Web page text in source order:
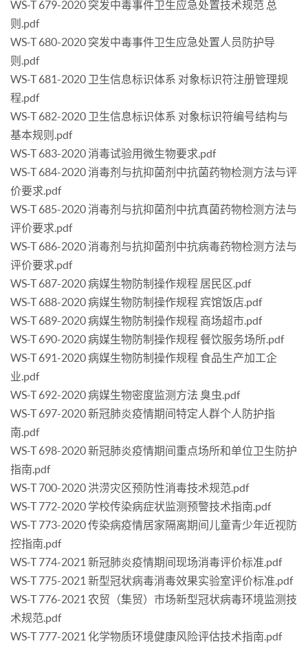
WS-T 679-2020 突发中毒事件卫生应急处置技术规范 总
则.pdf
WS-T 680-2020 突发中毒事件卫生应急处置人员防护导
则.pdf
WS-T 681-2020 卫生信息标识体系 对象标识符注册管理规
程.pdf
WS-T 682-2020 卫生信息标识体系 对象标识符编号结构与
基本规则.pdf
WS-T 683-2020 消毒试验用微生物要求.pdf
WS-T 684-2020 消毒剂与抗抑菌剂中抗菌药物检测方法与评
价要求.pdf
WS-T 685-2020 消毒剂与抗抑菌剂中抗真菌药物检测方法与
评价要求.pdf
WS-T 686-2020 消毒剂与抗抑菌剂中抗病毒药物检测方法与
评价要求.pdf
WS-T 687-2020 病媒生物防制操作规程 居民区.pdf
WS-T 688-2020 病媒生物防制操作规程 宾馆饭店.pdf
WS-T 689-2020 病媒生物防制操作规程 商场超市.pdf
WS-T 690-2020 病媒生物防制操作规程 餐饮服务场所.pdf
WS-T 691-2020 病媒生物防制操作规程 食品生产加工企
业.pdf
WS-T 692-2020 病媒生物密度监测方法 臭虫.pdf
WS-T 697-2020 新冠肺炎疫情期间特定人群个人防护指
南.pdf
WS-T 698-2020 新冠肺炎疫情期间重点场所和单位卫生防护
指南.pdf
WS-T 700-2020 洪涝灾区预防性消毒技术规范.pdf
WS-T 772-2020 学校传染病症状监测预警技术指南.pdf
WS-T 773-2020 传染病疫情居家隔离期间儿童青少年近视防
控指南.pdf
WS-T 774-2021 新冠肺炎疫情期间现场消毒评价标准.pdf
WS-T 775-2021 新型冠状病毒消毒效果实验室评价标准.pdf
WS-T 776-2021 农贸（集贸）市场新型冠状病毒环境监测技
术规范.pdf
WS-T 777-2021 化学物质环境健康风险评估技术指南.pdf